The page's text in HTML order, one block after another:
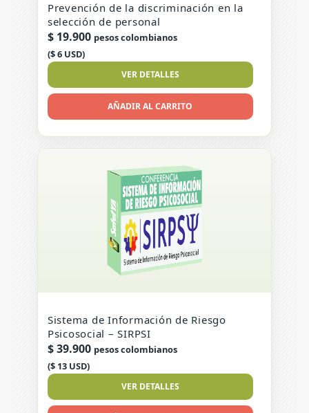
Prevención de la discriminación en la
selección de personal
$19.900 pesos colombianos
($ 6 USD)
VER DETALLES
AÑADIR AL CARRITO
Sistema de Información de Riesgo
Psicosocial – SIRPSI
$39.900 pesos colombianos
($ 13 USD)
VER DETALLES